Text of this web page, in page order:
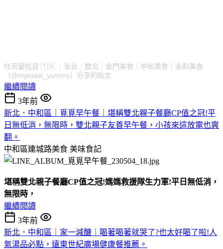
吐司愛吃貨 🇹🇼 ｜全台｜雙北｜金門美食｜中和美食｜永和美食
（@mytoast_yummy）分享的貼文
繼續閱讀
3年前
新北．中和區｜覓覓早午餐｜堪稱雙北親子餐廳CP值之冠!平
日無低消，無限時，雙北親子友善早午餐，小孩來這放電也爽
翻。
中和區連城路美食 美味食記
堪稱雙北親子餐廳CP值之冠!媽媽救援隊生力軍!平日無低消，
無限時，
繼續閱讀
3年前
新北．中和區｜家一減醣｜喝著喝著就哭了?也太好喝了啦!人
氣湯品必點，遠東世紀廣場健康餐推薦。